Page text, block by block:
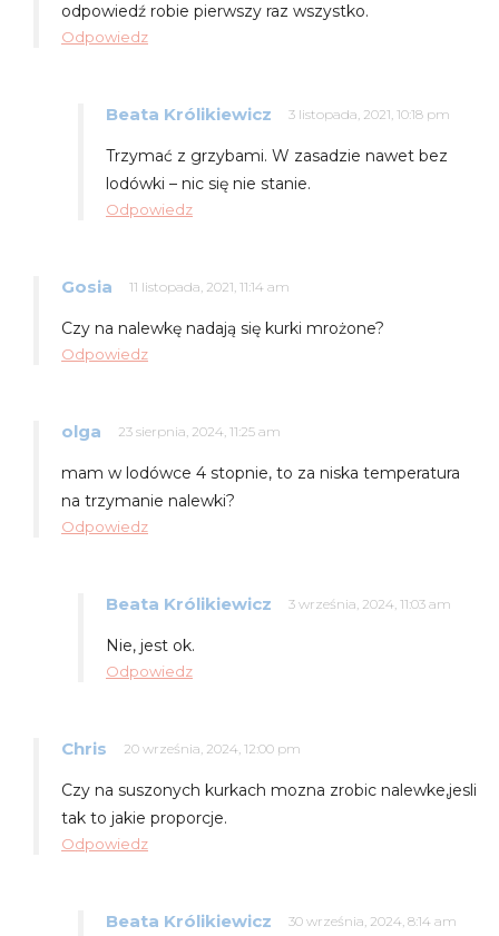
odpowiedź robie pierwszy raz wszystko.
Odpowiedz
Beata Królikiewicz 3 listopada, 2021, 10:18 pm
Trzymać z grzybami. W zasadzie nawet bez
lodówki – nic się nie stanie.
Odpowiedz
Gosia 11 listopada, 2021, 11:14 am
Czy na nalewkę nadają się kurki mrożone?
Odpowiedz
olga 23 sierpnia, 2024, 11:25 am
mam w lodówce 4 stopnie, to za niska temperatura
na trzymanie nalewki?
Odpowiedz
Beata Królikiewicz 3 września, 2024, 11:03 am
Nie, jest ok.
Odpowiedz
Chris 20 września, 2024, 12:00 pm
Czy na suszonych kurkach mozna zrobic nalewke,jesli
tak to jakie proporcje.
Odpowiedz
Beata Królikiewicz 30 września, 2024, 8:14 am